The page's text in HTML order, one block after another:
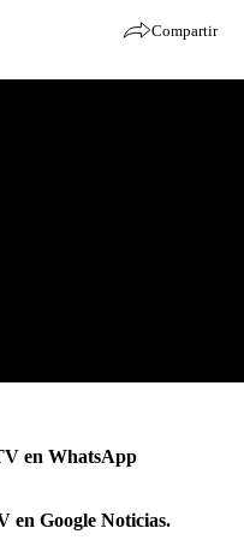
Compartir
en WhatsApp
en Google Noticias.